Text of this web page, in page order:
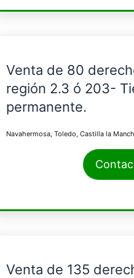
Venta de 80
región 2.3 ó 203-
permanente.
Navahermosa, Toledo, Castilla la
Venta de 135